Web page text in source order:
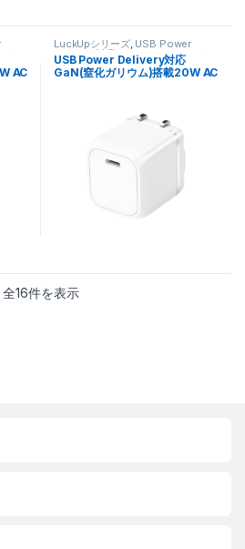
タ
AC
LuckUpシリーズ, USB Power
Delivery 対応,スマートフォン・タ
ブレット関連, 充電器
USB Power Delivery対応
GaN(窒化ガリウム)搭載20W AC
全16件を表示新しい順